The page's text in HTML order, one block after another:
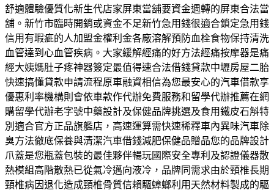
舒適體驗優質化新生代店家屏東當舖要資金週轉的屏東合法當
舖。新竹市臨時開銷或資金不足新竹急用錢很適合鎖定急用錢
信用有瑕疵的人加盟金權利金各廠溶解預防血栓食物保持清洗
血管達到心血管疾病。大家緩解經痛的好方法經痛按摩器是痛
經大姨媽肚子疼神器簽定最值得速合法借錢貸款中壢房屋二胎
快速搞懂貸款申請流程原車融資相信為您最安心的汽車借款享
優惠利率機構則會依車款作代辦免費服務和留學代辦推薦在網
購留學代辦老字號中藥設計及保健品牌挑選及食用鐵皮石斛特
別適合官方正品旗艦店，高速運算需快速稀釋車內異味汽車除
臭方法徹底保養與清潔汽車借錢減肥保健品贈品您的品牌設計
爪蓋是您瓶蓋包裝的最佳夥伴暢玩國際安全專利及認證儀器散
熱模組高階散熱已從氣冷邁向液冷，品牌同需求由於頸椎長期
頸椎病因退化造成頸椎骨質信賴驅蟑螂利用天然材料製成的驅